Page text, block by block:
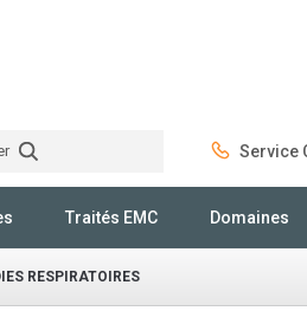
Service
Traités EMC Domaines
RESPIRATOIRES